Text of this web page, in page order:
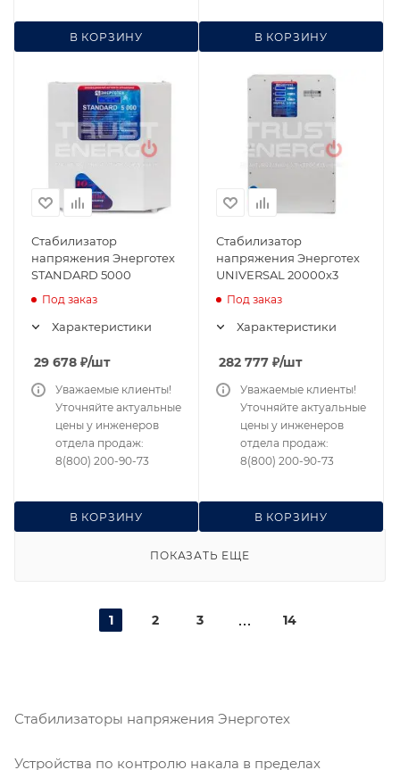
В КОРЗИНУ В КОРЗИНУ
Стабилизатор
напряжения Энерготех
STANDARD 5000
Под заказ
Характеристики
29 678 ₽/шт
В КОРЗИНУ
Уважаемые клиенты!
Уточняйте актуальные
цены у инженеров
отдела продаж:
8(800) 200-90-73
Стабилизатор
напряжения Энерготех
UNIVERSAL 20000х3
Под заказ
Характеристики
282 777 ₽/шт
В КОРЗИНУ
Уважаемые клиенты!
Уточняйте актуальные
цены у инженеров
отдела продаж:
8(800) 200-90-73
ПОКАЗАТЬ ЕЩЕ
1 2 3 14
Стабилизаторы напряжения Энерготех
Устройства по контролю накала в пределах